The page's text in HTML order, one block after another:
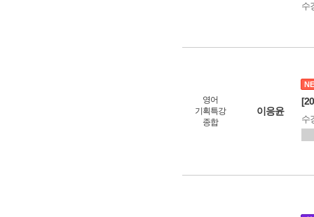
수
영어
기획특강
종합
이응윤
수